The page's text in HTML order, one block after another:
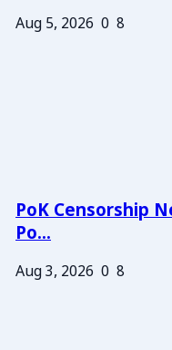
Aug 5, 2026 0 8
PoK Censorship
Po...
Aug 3, 2026 0 8